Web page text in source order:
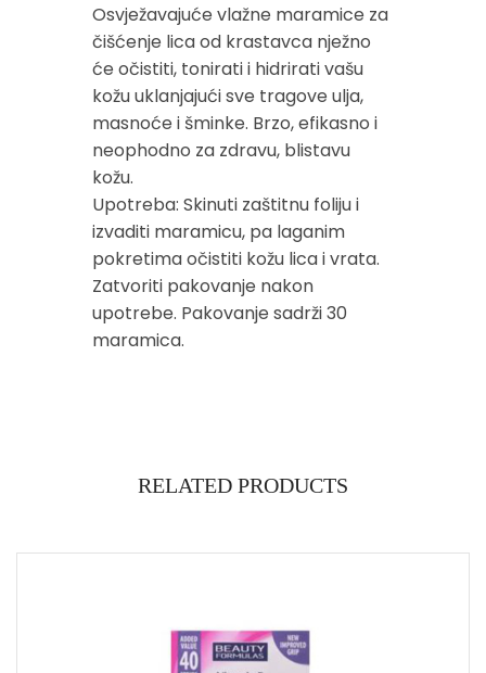
Osvježavajuće vlažne maramice za
čišćenje lica od krastavca nježno
će očistiti, tonirati i hidrirati vašu
kožu uklanjajući sve tragove ulja,
masnoće i šminke. Brzo, efikasno i
neophodno za zdravu, blistavu
kožu.
Upotreba: Skinuti zaštitnu foliju i
izvaditi maramicu, pa laganim
pokretima očistiti kožu lica i vrata.
Zatvoriti pakovanje nakon
upotrebe. Pakovanje sadrži 30
maramica.
RELATED PRODUCTS